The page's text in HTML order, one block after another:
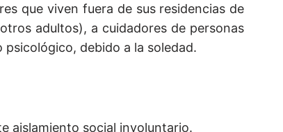
que viven fuera de sus residencias de
adultos), a cuidadores de personas
debido a la soledad.
aislamiento social involuntario.